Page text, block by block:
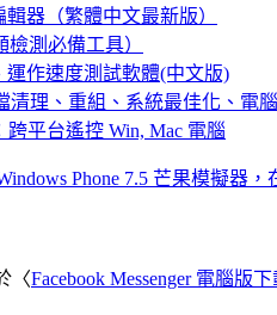
器（繁體中文最新版）
測必備工具）
運作速度測試軟體(中文版)
清理、重組、系統最佳化、電
平台遙控 Win, Mac 電腦
Phone 7.5 芒果模擬器
〈Facebook Messenger 電腦版